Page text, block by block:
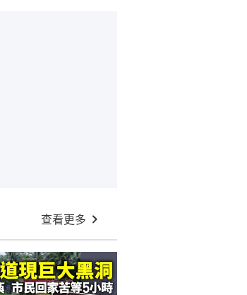
查看更多